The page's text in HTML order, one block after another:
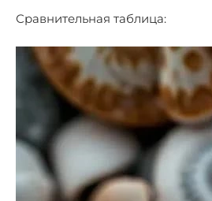
Сравнительная таблица: